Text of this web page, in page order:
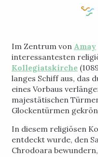
Im Zentrum von Amay
interessantesten
Kollegiatskirche
langes Schiff aus, das
eines Vorbaus
majestätischen
Glockentürmen
In diesem religiösen
entdeckt wurde, den
Chrodoara